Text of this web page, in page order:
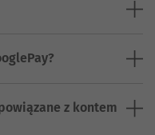
z kontem